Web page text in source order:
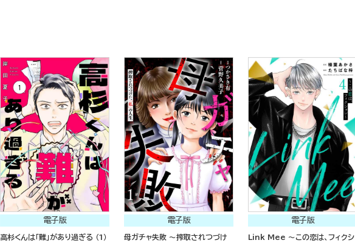
電子版
高杉くんは「難」があり過ぎる （1）
電子版
母ガチャ失敗 ～搾取されつづけ
電子版
Link Mee ～この恋は、フィクシ